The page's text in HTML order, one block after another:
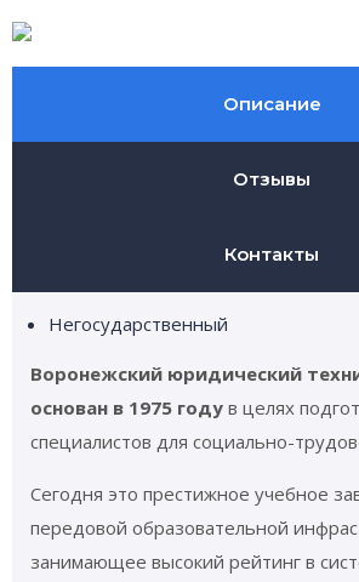
Описание
Отзывы
Контакты
Негосударственный
Воронежский юридический
основан в 1975 году в целях
специалистов для социально-
Сегодня это престижное учебное
передовой образовательной
занимающее высокий рейтинг в